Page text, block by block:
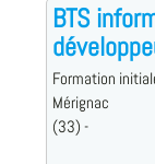
BTS
Formation
Mérignac
(33) -